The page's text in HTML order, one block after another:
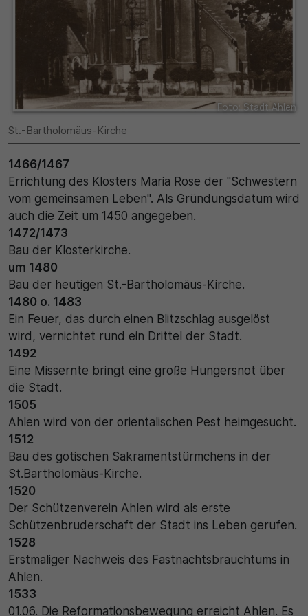
Foto: Stadt Ahlen
St.-Bartholomäus-Kirche
1466/1467
Errichtung des Klosters Maria Rose der "Schwestern
vom gemeinsamen Leben". Als Gründungsdatum wird
auch die Zeit um 1450 angegeben.
1472/1473
Bau der Klosterkirche.
um 1480
Bau der heutigen St.-Bartholomäus-Kirche.
1480 o. 1483
Ein Feuer, das durch einen Blitzschlag ausgelöst
wird, vernichtet rund ein Drittel der Stadt.
1492
Eine Missernte bringt eine große Hungersnot über
die Stadt.
1505
Ahlen wird von der orientalischen Pest heimgesucht.
1512
Bau des gotischen Sakramentstürmchens in der
St.Bartholomäus-Kirche.
1520
Der Schützenverein Ahlen wird als erste
Schützenbruderschaft der Stadt ins Leben gerufen.
1528
Erstmaliger Nachweis des Fastnachtsbrauchtums in
Ahlen.
1533
01.06. Die Reformationsbewegung erreicht Ahlen. Es
SgCookieOptin.lastPreferences
Anbieter
Cookie Consent / Ahlen
Zweck
Dieser Wert speichert Ihre Consent-Einstellungen.
Unter anderem eine zufällig generierte ID, für die
historische Speicherung Ihrer vorgenommen
Einstellungen, falls der Webseiten-Betreiber dies
eingestellt hat.
Laufzeit
1 Jahr
Zweck
Wird für statistische Zwecke verwendet, um Details
wie die eindeutige Besucher-ID zu speichern.
Name
_pk_ses\..*$
Anbieter
Laufzeit
30 Minuten
Zweck
Wird für statistische Zwecke verwendet, um
vorübergehende Daten des Besuchs zu speichern.